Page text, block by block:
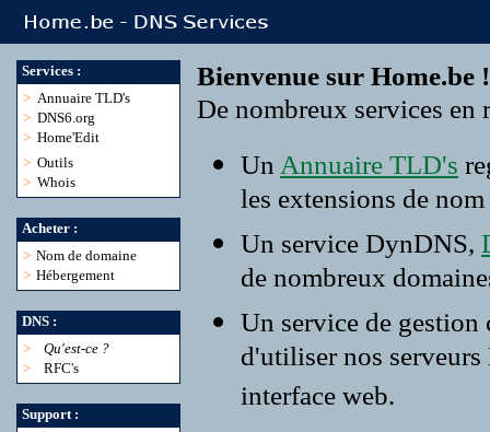
Services :
> Annuaire TLD's
> DNS6.org
> Home'Edit
> Outils
> Whois
Acheter :
> Nom de domaine
> Hébergement
DNS :
>
Qu'est-ce ?
>
RFC's
Support :
Bienvenue sur Home.be !
De nombreux services
Un Annuaire TLD's
les extensions de
Un service DynDNS,
de nombreux
Un service de
d'utiliser nos
interface web.